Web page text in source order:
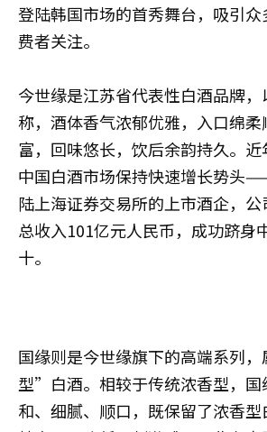
登陆韩国市场的首秀舞台，吸引
费者关注。
今世缘是江苏省代表性白酒品牌
称，酒体香气浓郁优雅，入口绵
富，回味悠长，饮后余韵持久。
中国白酒市场保持快速增长势头
陆上海证券交易所的上市酒企，
总收入101亿元人民币，成功跻身
十。
国缘则是今世缘旗下的高端系列
型”白酒。相较于传统浓香型，国
和、细腻、顺口，既保留了浓香